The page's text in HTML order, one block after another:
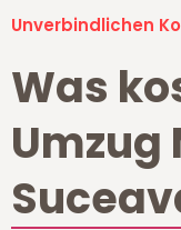
Unverbindlichen
Was
Umzug